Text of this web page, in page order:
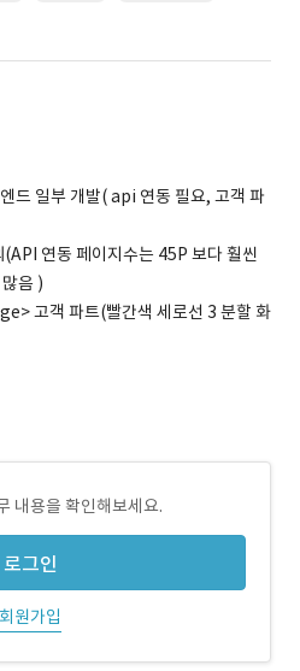
드 일부 개발( api 연동 필요, 고객 파
연동 페이지수는 45P 보다 훨씬
음 )
고객 파트(빨간색 세로선 3 분할 화
내용을 확인해보세요.
로그인
회원가입